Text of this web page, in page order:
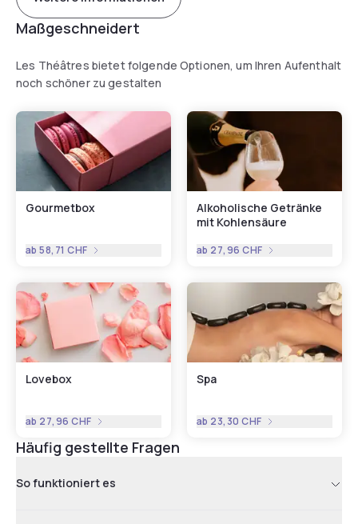
Maßgeschneidert
Les Théâtres bietet folgende Optionen, um Ihren Aufenthalt
noch schöner zu gestalten
Gourmetbox
ab58,71 CHF
Alkoholische Getränke
mit Kohlensäure
ab 27,96 CHF
Lovebox
ab 27,96 CHF
Spa
ab 23,30 CHF
Häufig gestellte Fragen
So funktioniert es